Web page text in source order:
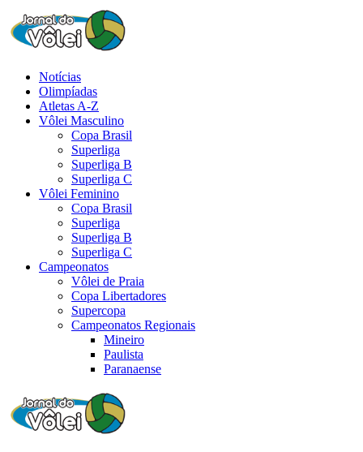
Notícias
Olimpíadas
Atletas A-Z
Vôlei Masculino
Copa Brasil
Superliga
Superliga B
Superliga C
Vôlei Feminino
Copa Brasil
Superliga
Superliga B
Superliga C
Campeonatos
Vôlei de Praia
Copa Libertadores
Supercopa
Campeonatos Regionais
Mineiro
Paulista
Paranaense